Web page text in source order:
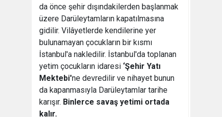
da önce şehir dışındakilerden başlanmak
üzere Darüleytamların kapatılmasına
gidilir. Vilâyetlerde kendilerine yer
bulunamayan çocukların bir kısmı
İstanbul'a nakledilir. İstanbul'da toplanan
yetim çocukların idaresi ‘Şehir Yatı
Mektebi'ne devredilir ve nihayet bunun
da kapanmasıyla Darüleytamlar tarihe
karışır. Binlerce savaş yetimi ortada
kalır.